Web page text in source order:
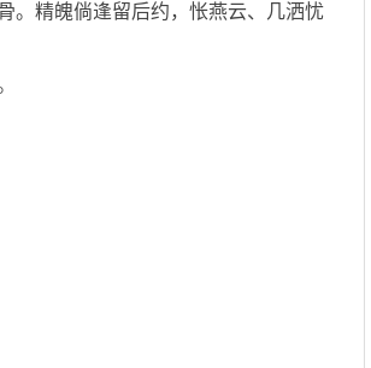
。精魄倘逢留后约，怅燕云、几洒忧